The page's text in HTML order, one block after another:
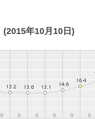
(2015年10月10日)